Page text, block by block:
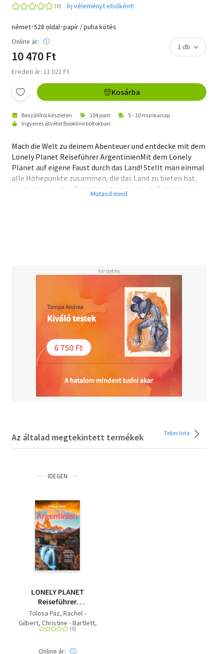
Írj véleményt elsőként!
német･528 oldal･papír / puha kötés
Online ár:
10 470 Ft
Eredeti ár: 11 021 Ft
Kosárba
Beszállítói készleten 104 pont
5 - 10 munkanap
Ingyenes átvétel Bookline boltokban
Mach die Welt zu deinem Abenteuer und entdecke mit dem
Lonely Planet Reiseführer ArgentinienMit dem Lonely
Planet auf eigene Faust durch das Land! Stellt man einmal
alle Höhepunkte zusammen, die das Land zu bieten hat,
wird schon vor der Reise klar, dass man sich Zeit nehmen
erleben können. Sie möchten in die Heimat von Diego
Maradonna? Ob Backpacker, Pauschalreisender oder 5-
Sterne-Tourist - mit dem Lonely Planet im Rucksack,
Handschuhfach oder Satteltasche sind Sie garantiert
bestens gerüstet.- Reiseplanung: Erkunde die tollsten
Ecken deines Reiseziels und plane deine perfekte Reise
mithilfe unserer Reiserouten und detaillierten Karten.-
Reiseziele: Entdecke einzigartige Erlebnisse, Tipps
unserer Autor:innen und Expert:innen, Hintergründe und
Empfehlungen.- Praktisches: Die wichtigsten
Informationen für deine Reise im Überblick. Kurz und
übersichtlich zusammengefasst.- Storybook: Tauche mit
Az általad megtekintett termékek Teljes lista
IDEGEN
LONELY PLANET
Reiseführer
Argentinien - Eigene
Wege gehen und
Einzigartiges erleben.
Tolosa Paz, Rachel -
Gilbert, Christine - Bartlett,
Ray - Gill, Victoria - Triebe,
Williams, Sorrel -
Online ár: